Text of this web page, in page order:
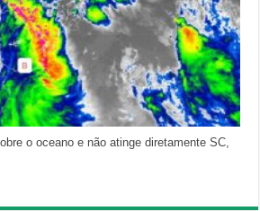
o oceano e não atinge diretamente SC,